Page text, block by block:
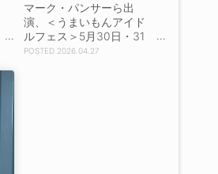
マーク・パンサーら出
演、＜うまいもんアイド
ルフェス＞5月30日・31
日開催決定！
2026.04.27